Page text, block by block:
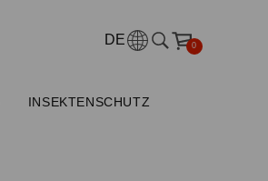
DE 0
INSEKTENSCHUTZ